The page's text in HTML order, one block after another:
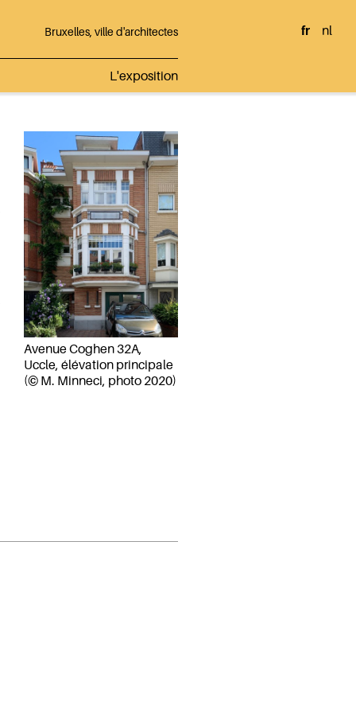
Bruxelles, ville d'architectes
L'exposition
fr nl
Avenue Coghen 32A,
Uccle, élévation principale
(© M. Minneci, photo 2020)